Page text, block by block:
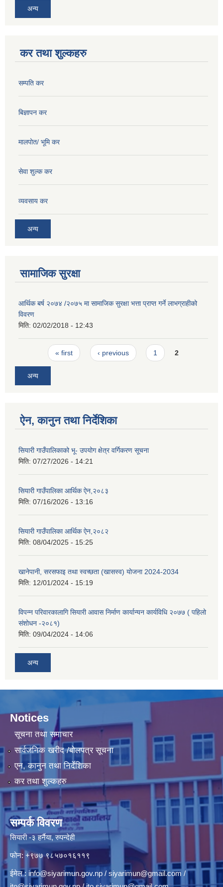
अन्य
कर तथा शुल्कहरु
सम्पति कर
बिज्ञापन कर
मालपोत/ भूमि कर
सेवा शुल्क कर
व्यवसाय कर
अन्य
सामाजिक सुरक्षा
आर्थिक बर्ष २०७४ /२०७५ मा सामाजिक सुरक्षा भत्ता प्राप्त गर्ने लाभग्राहीको
विवरण
मिति: 02/02/2018 - 12:43
Pages« first ‹ previous 1 2
अन्य
ऐन, कानुन तथा निर्देशिका
सियारी गाउँपालिकाको भू- उपयोग क्षेत्र वर्गिकरण सूचना
मिति: 07/27/2026 - 14:21
सियारी गाउँपालिका आर्थिक ऐन,२०८३
मिति: 07/16/2026 - 13:16
सियारी गाउँपालिका आर्थिक ऐन,२०८२
मिति: 08/04/2025 - 15:25
खानेपानी, सरसफाइ तथा स्वच्छता (खासस्व) योजना 2024-2034
मिति: 12/01/2024 - 15:19
विपन्न परिवारकालागि सियारी आवास निर्माण कार्यान्यन कार्यविधि २०७७ ( पहिलो
संशोधन -२०८१)
मिति: 09/04/2024 - 14:06
अन्य
Notices
सूचना तथा समाचार
सार्वजनिक खरीद /बोलपत्र सूचना
एन, कानुन तथा निर्देशिका
कर तथा शुल्कहरु
सम्पर्क विवरण
सियारी -३ हर्नैया, रुपन्देही
फोन: +९७७ ९८५७०१६११९
ईमेल : info@siyarimun.gov.np / siyarimun@gmail.com /